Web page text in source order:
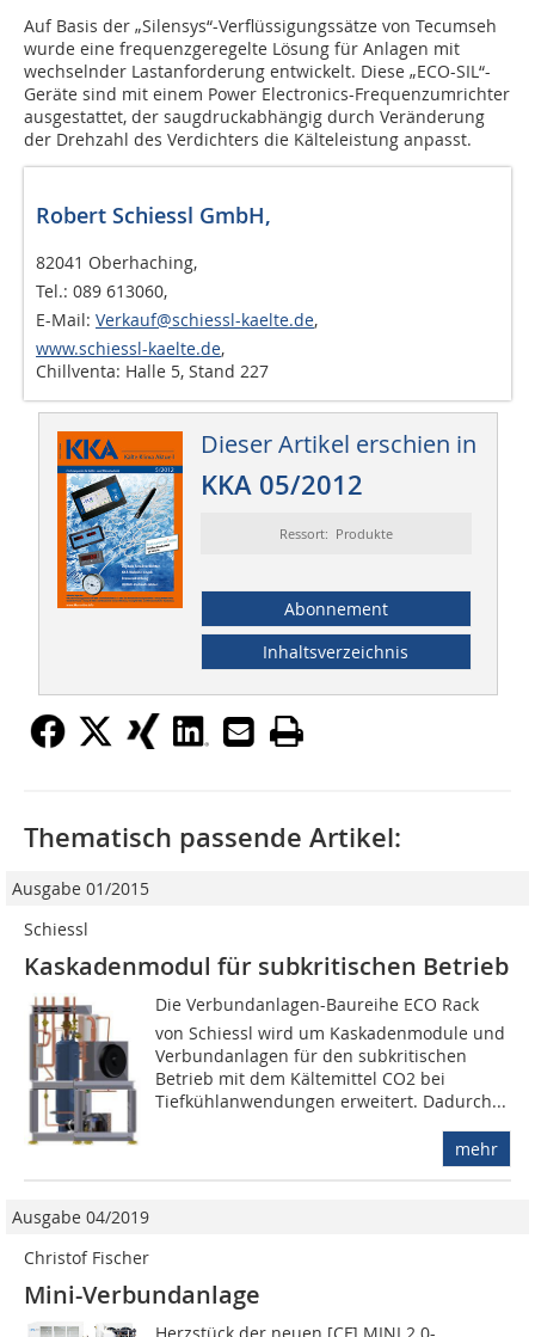
Auf Basis der „Silensys“-Verflüssigungssätze von Tecumseh
wurde eine frequenzgeregelte Lösung für Anlagen mit
wechselnder Lastanforderung entwickelt. Diese „ECO-SIL“-
Geräte sind mit einem Power Electronics-Frequenzumrichter
ausgestattet, der saugdruckabhängig durch Veränderung
der Drehzahl des Verdichters die Kälteleistung anpasst.
Robert Schiessl GmbH,
82041 Oberhaching,
Tel.: 089 613060,
E-Mail: Verkauf@schiessl-kaelte.de,
www.schiessl-kaelte.de,
Chillventa: Halle 5, Stand 227
Dieser Artikel erschien in
KKA 05/2012
Ressort: Produkte
Abonnement
Inhaltsverzeichnis
Thematisch passende Artikel:
Ausgabe 01/2015
Schiessl
Kaskadenmodul für subkritischen Betrieb
Die Verbundanlagen-Baureihe ECO Rack
von Schiessl wird um Kaskadenmodule und
Verbundanlagen für den subkritischen
Betrieb mit dem Kältemittel CO2 bei
Tiefkühlanwendungen erweitert. Dadurch...
mehr
Ausgabe 04/2019
Christof Fischer
Mini-Verbundanlage